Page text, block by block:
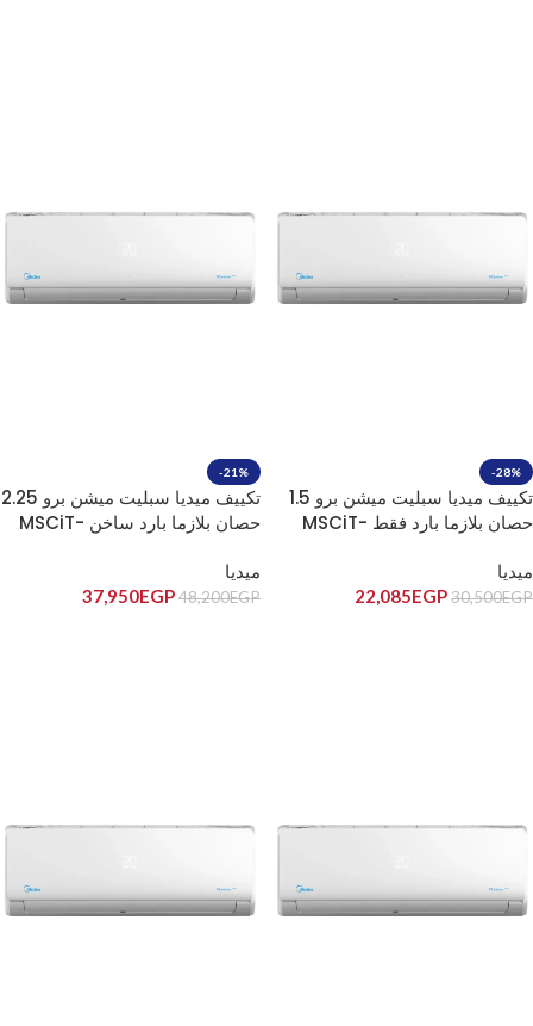
-28%
تكييف ميديا سبليت ميشن برو 1.5
حصان بلازما بارد فقط MSCiT-
ميديا
30,500EGP
22,085EGP
-21%
تكييف ميديا سبليت ميشن برو 2.25
حصان بلازما بارد ساخن MSCiT-
ميديا
48,200EGP
37,950EGP